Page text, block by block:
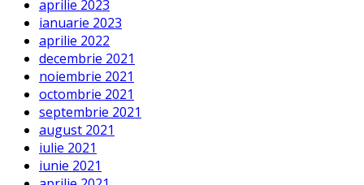
aprilie 2023
ianuarie 2023
aprilie 2022
decembrie 2021
noiembrie 2021
octombrie 2021
septembrie 2021
august 2021
iulie 2021
iunie 2021